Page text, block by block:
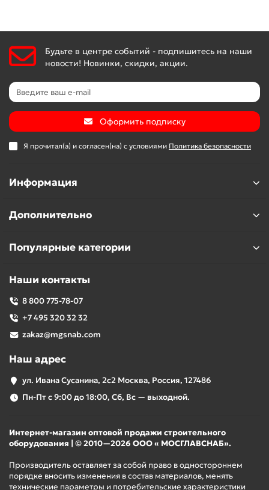
Будьте в центре событий - подпишитесь на наши
новости! Новинки, скидки, акции.
Оформить подписку
Я прочитал(а) и согласен(на) с условиями Политика безопасности
Информация
Дополнительно
Популярные категории
Наши контакты
8 800 775-78-07
+7 495 320 32 32
zakaz@mgsnab.com
Наш адрес
ул. Ивана Сусанина, 2с2 Москва, Россия, 127486
Пн-Пт с 9:00 до 18:00, Сб, Вс — выходной.
Интернет-магазин оптовой продажи строительного
оборудования | © 2010—2026 ООО « МОСГЛАВСНАБ».
Производитель оставляет за собой право в одностороннем
порядке вносить изменения в состав материалов, менять
технические параметры и потребительские характеристики